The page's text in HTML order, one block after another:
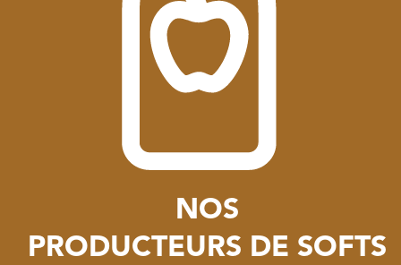
NOS
PRODUCTEURS DE SOFTS